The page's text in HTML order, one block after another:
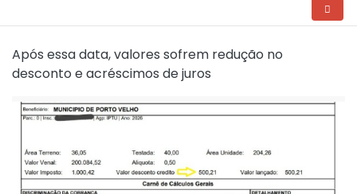
Após essa data, valores sofrem redução no
desconto e acréscimos de juros